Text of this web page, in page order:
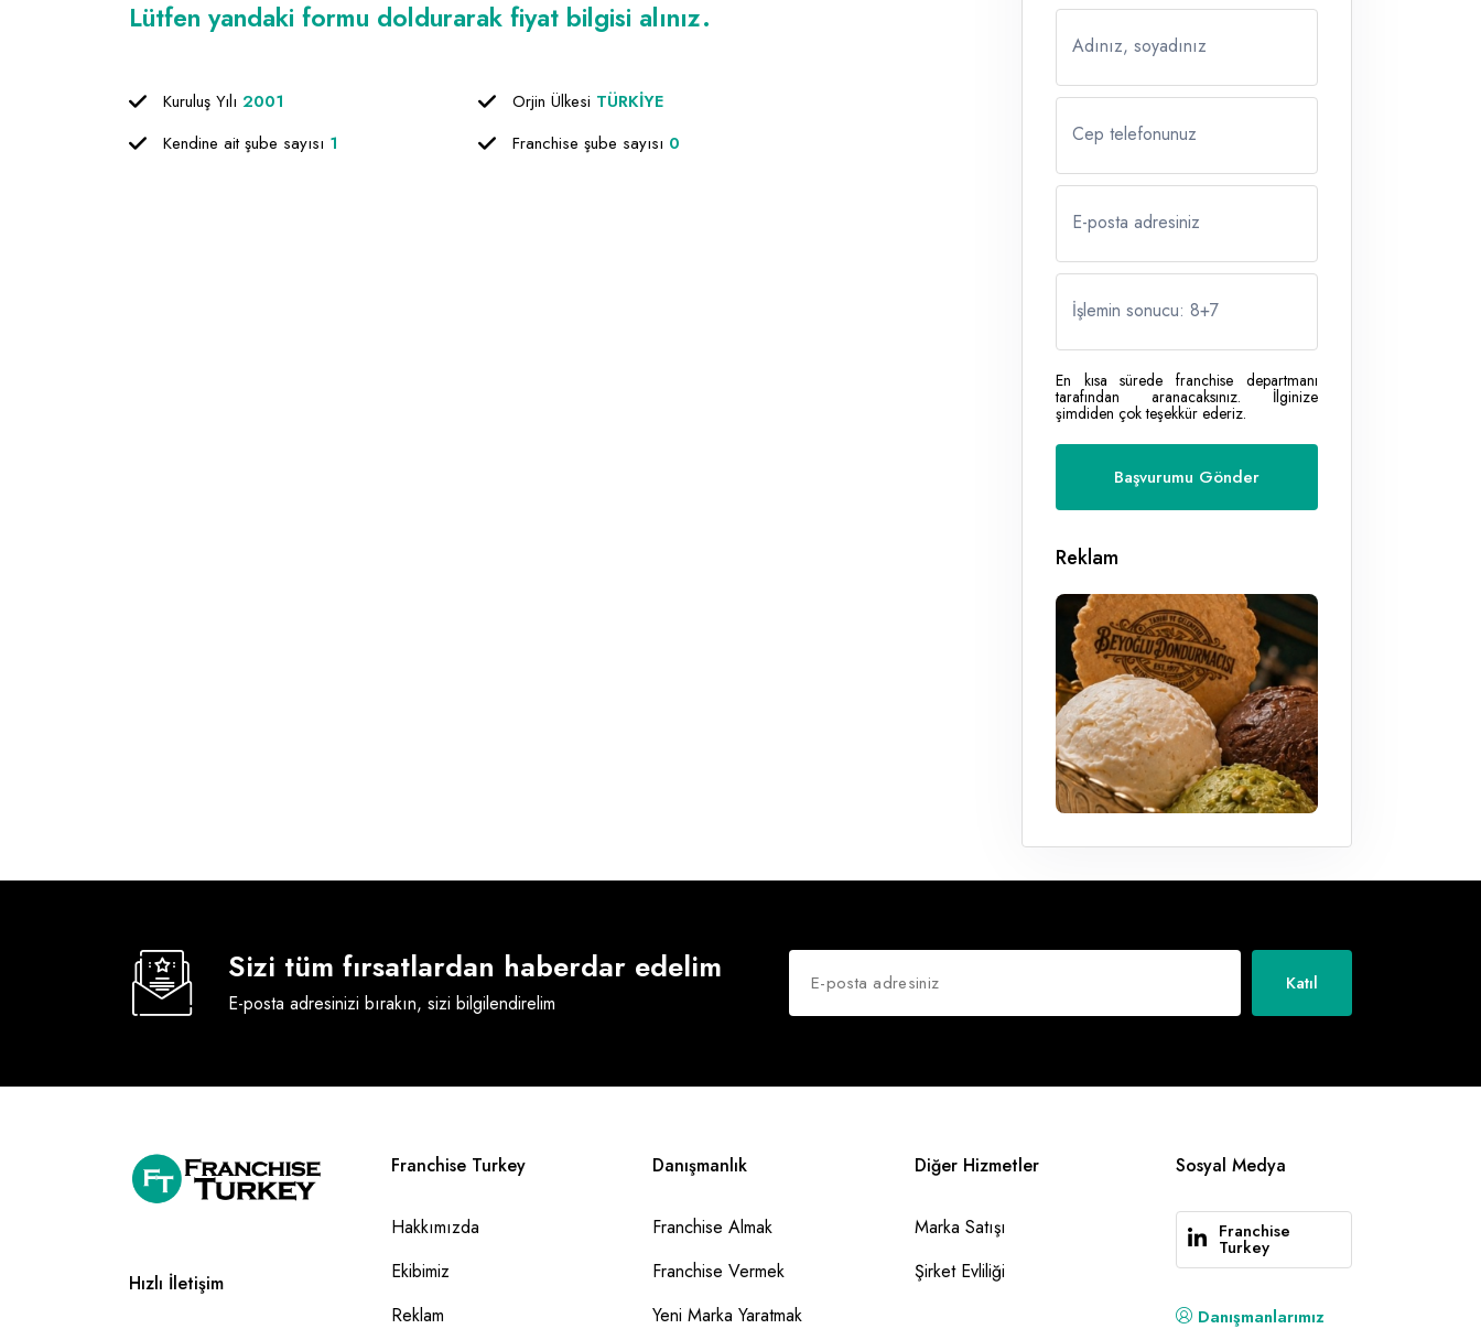
Lütfen yandaki formu doldurarak fiyat bilgisi alınız.
Kuruluş Yılı 2001 Orjin Ülkesi TÜRKİYE
Kendine ait şube sayısı 1 Franchise şube sayısı 0
Adınız, soyadınız
Cep telefonunuz
E-posta adresiniz
İşlemin sonucu: 8+7
En kısa sürede franchise departmanı
tarafından aranacaksınız. İlginize
şimdiden çok teşekkür ederiz.
Reklam
Sizi tüm fırsatlardan haberdar edelim
E-posta adresinizi bırakın, sizi bilgilendirelim
Katıl
Hızlı İletişim
Franchise Turkey
Hakkımızda
Ekibimiz
Reklam
Danışmanlık
Franchise Almak
Franchise Vermek
Yeni Marka Yaratmak
Diğer Hizmetler
Marka Satışı
Şirket Evliliği
Sosyal Medya
Franchise
Turkey
Danışmanlarımız